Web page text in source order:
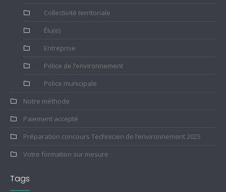
Collectivité territoriale
Élu(e)
Entreprise
Police de l’environnement
Police municipale
Notre méthode
Paiement accepté
Préparation concours Technicien de l’environnement 2025
Votre formation sur mesure
Tags